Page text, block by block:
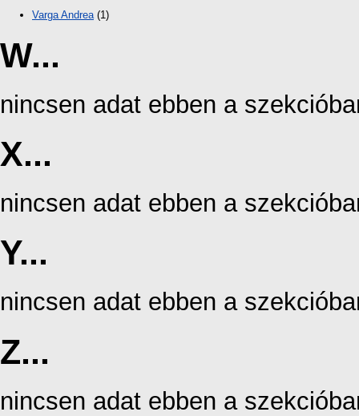
Varga Andrea (1)
W...
nincsen adat ebben a
X...
nincsen adat ebben a
Y...
nincsen adat ebben a
Z...
nincsen adat ebben a